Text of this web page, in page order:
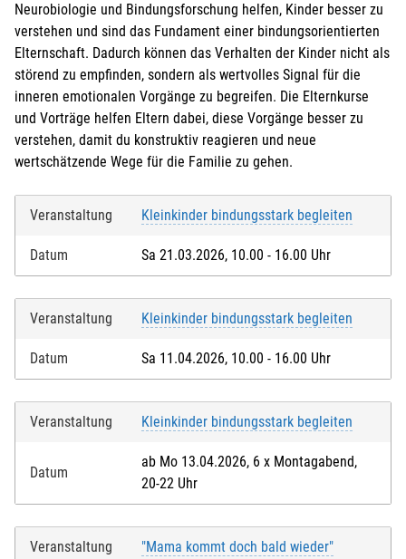
Neurobiologie und Bindungsforschung helfen, Kinder besser zu
verstehen und sind das Fundament einer bindungsorientierten
Elternschaft. Dadurch können das Verhalten der Kinder nicht als
störend zu empfinden, sondern als wertvolles Signal für die
inneren emotionalen Vorgänge zu begreifen. Die Elternkurse
und Vorträge helfen Eltern dabei, diese Vorgänge besser zu
verstehen, damit du konstruktiv reagieren und neue
wertschätzende Wege für die Familie zu gehen.
Veranstaltung Kleinkinder bindungsstark begleiten
Datum Sa 21.03.2026, 10.00 - 16.00 Uhr
Veranstaltung Kleinkinder bindungsstark begleiten
Datum Sa 11.04.2026, 10.00 - 16.00 Uhr
Veranstaltung Kleinkinder bindungsstark begleiten
Datum
ab Mo 13.04.2026, 6 x Montagabend,
20-22 Uhr
Veranstaltung "Mama kommt doch bald wieder"